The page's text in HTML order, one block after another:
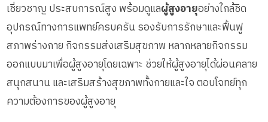
เชี่ยวชาญ ประสบการณ์สูง พร้อมดูแลผู้สูงอายุอย่างใกล้ชิด
อุปกรณ์ทางการแพทย์ครบครัน รองรับการรักษาและฟื้นฟู
สภาพร่างกาย กิจกรรมส่งเสริมสุขภาพ หลากหลายกิจกรรม
ออกแบบมาเพื่อผู้สูงอายุโดยเฉพาะ ช่วยให้ผู้สูงอายุได้ผ่อนคลาย
สนุกสนาน และเสริมสร้างสุขภาพทั้งกายและใจ ตอบโจทย์ทุก
ความต้องการของผู้สูงอายุ